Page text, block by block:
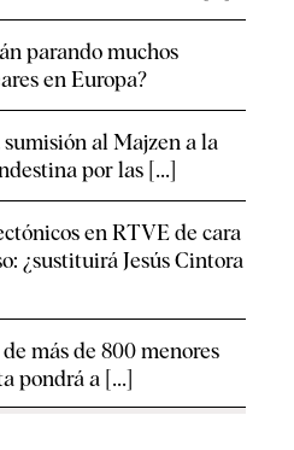
parando muchos
en Europa?
al Majzen a la
por las [...]
en RTVE de cara
¿sustituirá Jesús Cintora
más de 800 menores
pondrá a [...]